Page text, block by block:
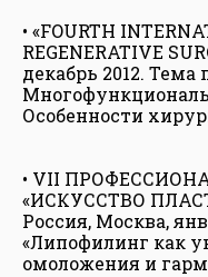
• «FOURTH
REGENERATIVE
декабрь 2012. Тема
Особенности
• VII
«ИСКУССТВО
Россия, Москва,
«Липофилинг как
омоложения и